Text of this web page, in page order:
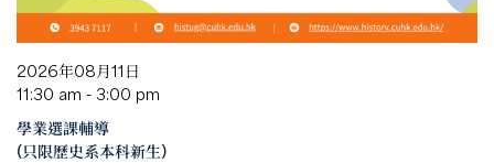
2026年08月11日
11:30 am - 3:00 pm
學業選課輔導
(只限歷史系本科新生)